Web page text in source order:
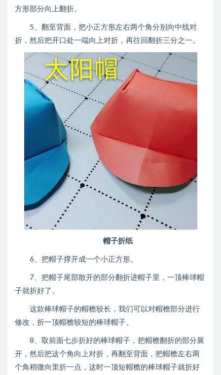
方形部分向上翻折。
5、翻至背面，把小正方形左右两个角分别向中线对
折，然后把开口处一端向上对折，再往回翻折三分之一。
帽子折纸
6、把帽子撑开成一个小正方形。
7、把帽子尾部散开的部分翻折进帽子里，一顶棒球帽
子就折好了。
这款棒球帽子的帽檐较长，我们可以对帽檐部分进行
修改，折一顶帽檐较短的棒球帽子。
8、取前面七步折好的棒球帽子，把帽檐翻折的部分展
开，然后把这个角向上对折，再翻至背面，把帽檐左右两
个角稍微向里折一点，这时一顶短帽檐的棒球帽子就折好